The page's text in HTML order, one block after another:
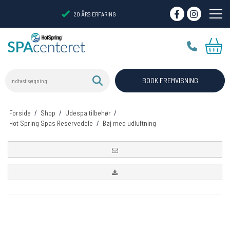
20 ÅRS ERFARING
VIRTUELT SHOWROOM
BOOK FREMVISNING
Forside / Shop / Udespa tilbehør /
Hot Spring Spas Reservedele / Bøj med udluftning